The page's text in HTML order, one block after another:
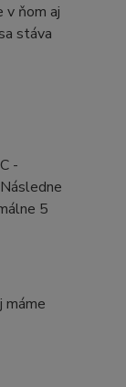
v ňom aj
stáva
-
5
máme